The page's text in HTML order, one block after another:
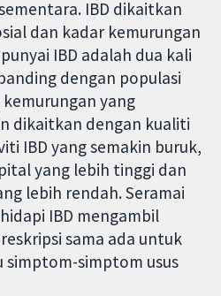
IBD dikaitkan
dan kadar kemurungan
IBD adalah dua kali
dengan populasi
yang
dikaitkan dengan kualiti
IBD yang semakin buruk,
yang lebih tinggi dan
lebih rendah. Seramai
IBD mengambil
sama ada untuk
simptom usus